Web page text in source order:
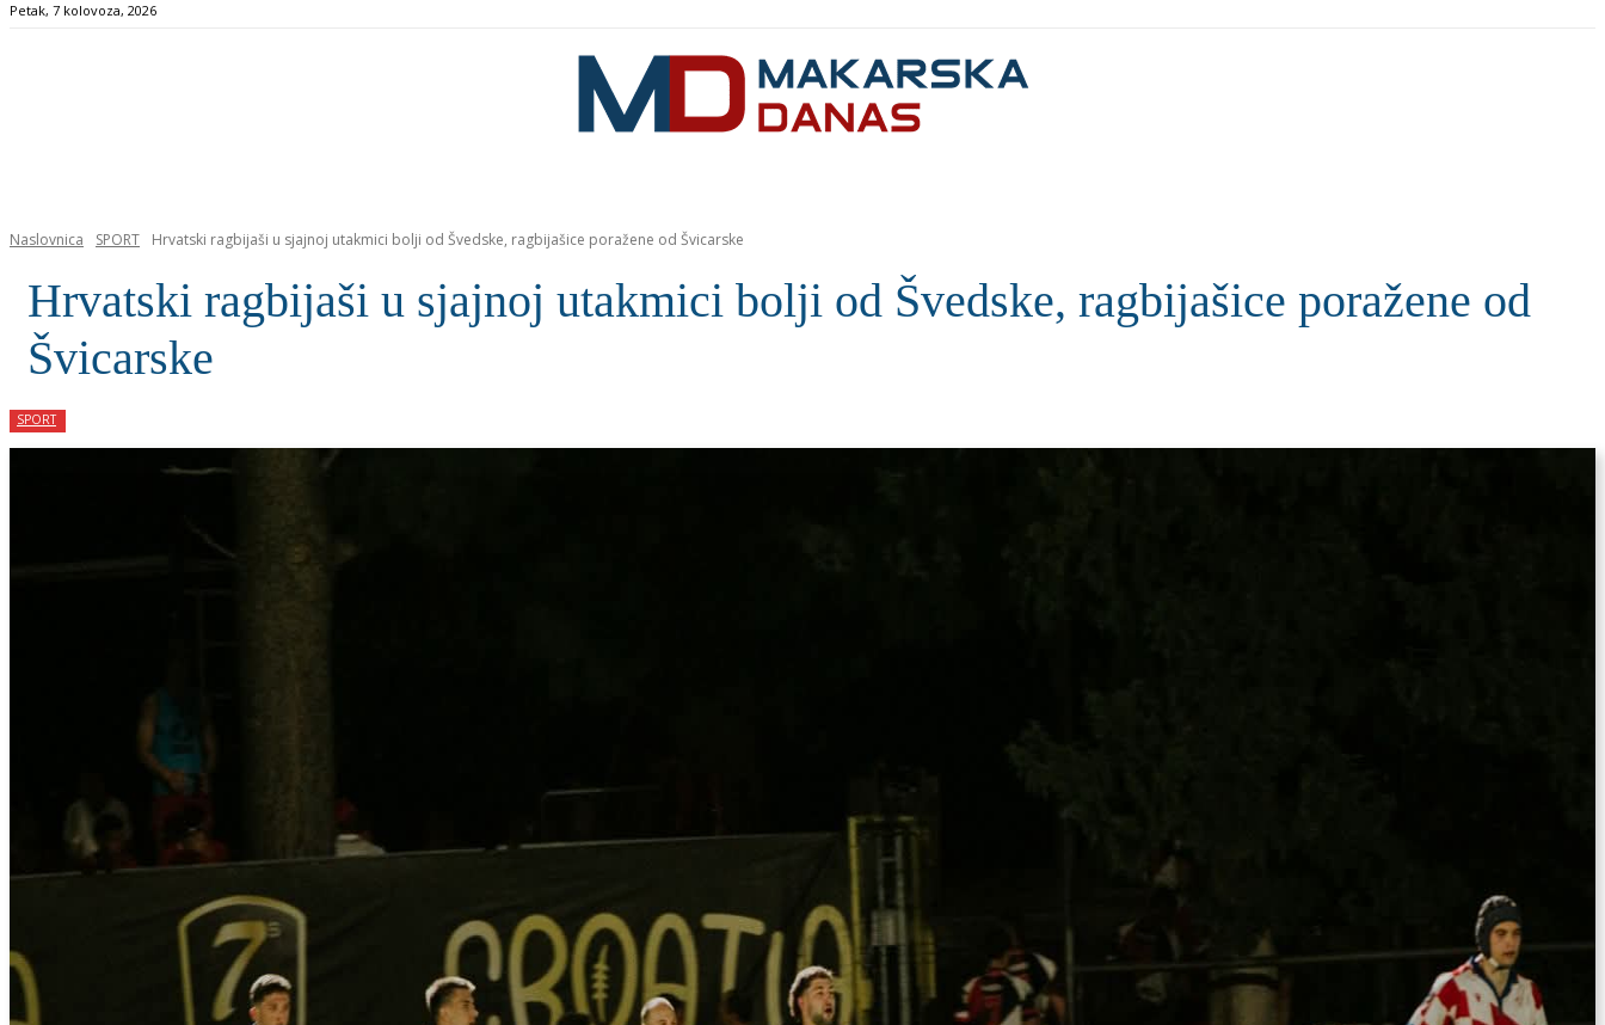
Petak, 7 kolovoza, 2026
Naslovnica SPORT Hrvatski ragbijaši u sjajnoj utakmici bolji od Švedske, ragbijašice poražene od Švicarske
Hrvatski ragbijaši u sjajnoj utakmici bolji od Švedske, ragbijašice poražene od
Švicarske
SPORT